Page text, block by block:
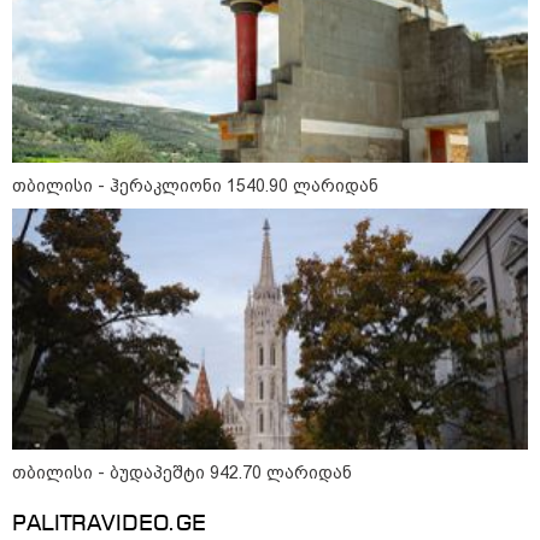
ნია იმნაძეს და ანასტასია
ბერუაშვილს ბრალდება
წარედგინათ - რამდენ წლიანი
პატიმრობა ემუქრებათ
არასრულწლოვნებს?
რა გახდა “სამგორის” მეტროში
სტუდენტის გარდაცვალების
მიზეზი - ცნობილია ექსპერტიზის
პასუხი
Faceამბები
თბილისი - ჰერაკლიონი 1540.90 ლარიდან
თბილისი - ბუდაპეშტი 942.70 ლარიდან
PALITRAVIDEO.GE